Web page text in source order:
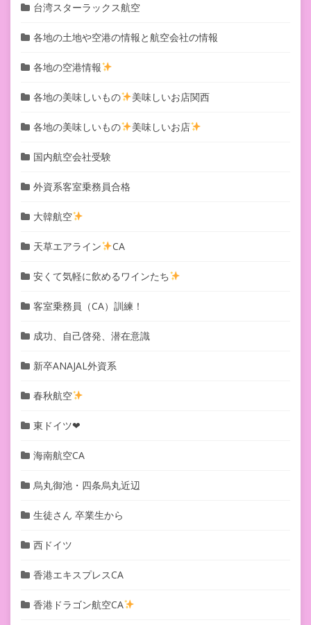
台湾スターラックス航空
各地の土地や空港の情報と航空会社の情報
各地の空港情報
各地の美味しいもの 美味しいお店関西
各地の美味しいもの 美味しいお店
国内航空会社受験
外資系客室乗務員合格
大韓航空
天草エアライン CA
安くて気軽に飲めるワインたち
客室乗務員（CA）訓練！
成功、自己啓発、潜在意識
新卒ANAJAL外資系
春秋航空
東ドイツ❤︎
海南航空CA
烏丸御池・四条烏丸近辺
生徒さん 卒業生から
西ドイツ
香港エキスプレスCA
香港ドラゴン航空CA